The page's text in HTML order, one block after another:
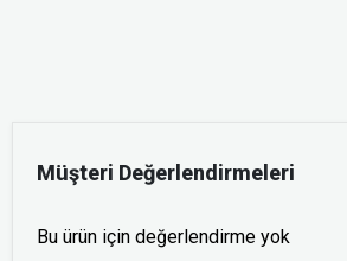
Müşteri Değerlendirmeleri
Bu ürün için değerlendirme yok